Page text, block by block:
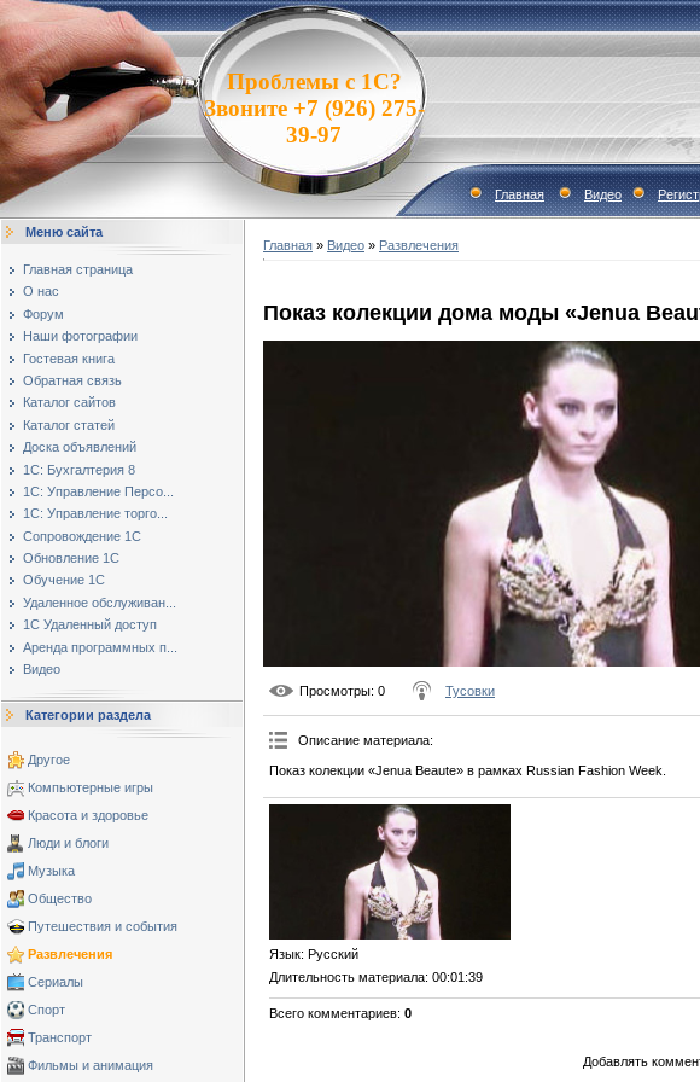
Проблемы с 1С?
Звоните +7 (926) 275-
39-97
Главная Видео
Меню сайта
Главная страница
О нас
Форум
Наши фотографии
Гостевая книга
Обратная связь
Каталог сайтов
Каталог статей
Доска объявлений
1С: Бухгалтерия 8
1С: Управление Персо...
1С: Управление торго...
Сопровождение 1С
Обновление 1С
Обучение 1С
Удаленное обслуживан...
1С Удаленный доступ
Аренда программных п...
Видео
Категории раздела
Другое
Компьютерные игры
Красота и здоровье
Люди и блоги
Музыка
Общество
Путешествия и события
Развлечения
Сериалы
Спорт
Транспорт
Фильмы и анимация
Главная » Видео » Развлечения
Показ колекции дома моды «Jenua
Просмотры: 0 Тусовки
Описание материала:
Показ колекции «Jenua Beaute» в рамках Russian Fashion Week.
Язык: Русский
Длительность материала: 00:01:39
Всего комментариев: 0
Добавлять